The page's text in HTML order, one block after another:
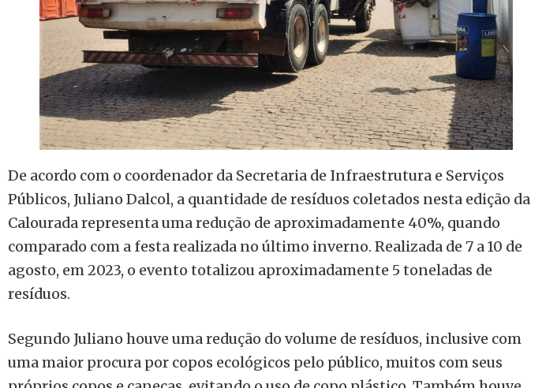
De acordo com o coordenador da Secretaria de Infraestrutura e Serviços
Públicos, Juliano Dalcol, a quantidade de resíduos coletados nesta edição da
Calourada representa uma redução de aproximadamente 40%, quando
comparado com a festa realizada no último inverno. Realizada de 7 a 10 de
agosto, em 2023, o evento totalizou aproximadamente 5 toneladas de
resíduos.
Segundo Juliano houve uma redução do volume de resíduos, inclusive com
uma maior procura por copos ecológicos pelo público, muitos com seus